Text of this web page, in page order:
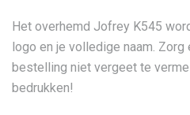
Het overhemd Jofrey K545
logo en je volledige naam.
bestelling niet vergeet te
bedrukken!